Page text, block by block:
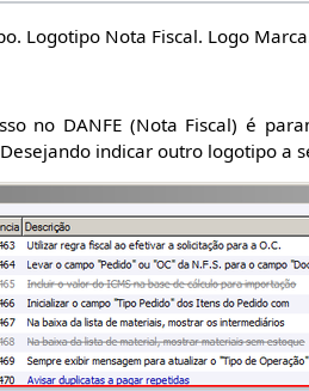
Logotipo Nota Fiscal. Logo
no DANFE (Nota Fiscal) é
indicar outro logotipo a